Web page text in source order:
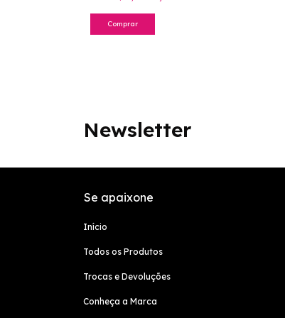
Comprar
Newsletter
Se apaixone
Início
Todos os Produtos
Trocas e Devoluções
Conheça a Marca